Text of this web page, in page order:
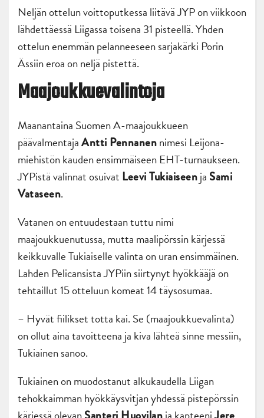
Neljän ottelun voittoputkessa liitävä JYP on viikkoon
lähdettäessä Liigassa toisena 31 pisteellä. Yhden
ottelun enemmän pelanneeseen sarjakärki Porin
Ässiin eroa on neljä pistettä.
Maajoukkuevalintoja
Maanantaina Suomen A-maajoukkueen
päävalmentajaAntti Pennanennimesi Leijona-
miehistön kauden ensimmäiseen EHT-turnaukseen.
JYPistä valinnat osuivat LeeviTukiaiseenja Sami
Vataseen.
Vatanen on entuudestaan tuttu nimi
maajoukkuenutussa, mutta maalipörssin kärjessä
keikkuvalle Tukiaiselle valinta on uran ensimmäinen.
Lahden Pelicansista JYPiin siirtynyt hyökkääjä on
tehtaillut 15 otteluun komeat 14 täysosumaa.
– Hyvät fiilikset totta kai. Se (maajoukkuevalinta)
on ollut aina tavoitteena ja kiva lähteä sinne messiin,
Tukiainen sanoo.
Tukiainen on muodostanut alkukaudella Liigan
tehokkaimman hyökkäysvitjan yhdessä pistepörssin